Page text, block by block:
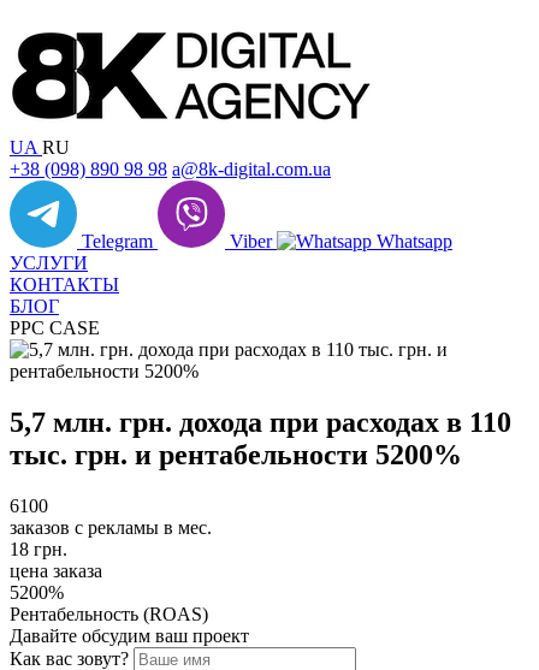
UA RU
+38 (098) 890 98 98 a@8k-digital.com.ua
Telegram Viber
Whatsapp
УСЛУГИ
КОНТАКТЫ
БЛОГ
PPC CASE
5,7 млн. грн. дохода при расходах в 110
тыс. грн. и рентабельности 5200%
6100
заказов с рекламы в мес.
18 грн.
цена заказа
5200%
Рентабельность (ROAS)
Давайте обсудим ваш проект
Как вас зовут?